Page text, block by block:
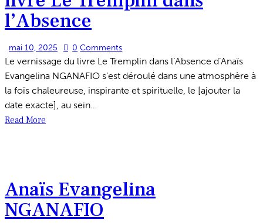
l’Absence
mai 10, 2025 0 Comments
Le vernissage du livre Le Tremplin dans l’Absence d’Anaïs
Evangelina NGANAFIO s’est déroulé dans une atmosphère à
la fois chaleureuse, inspirante et spirituelle, le [ajouter la
date exacte], au sein…
Read More
Anaïs Evangelina
NGANAFIO